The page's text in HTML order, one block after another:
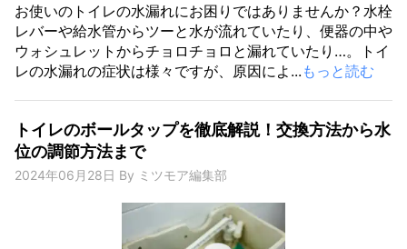
お使いのトイレの水漏れにお困りではありませんか？水栓
レバーや給水管からツーと水が流れていたり、便器の中や
ウォシュレットからチョロチョロと漏れていたり…。トイ
レの水漏れの症状は様々ですが、原因によ... もっと読む
トイレのボールタップを徹底解説！交換方法から水
位の調節方法まで
2024年06月28日 By ミツモア編集部